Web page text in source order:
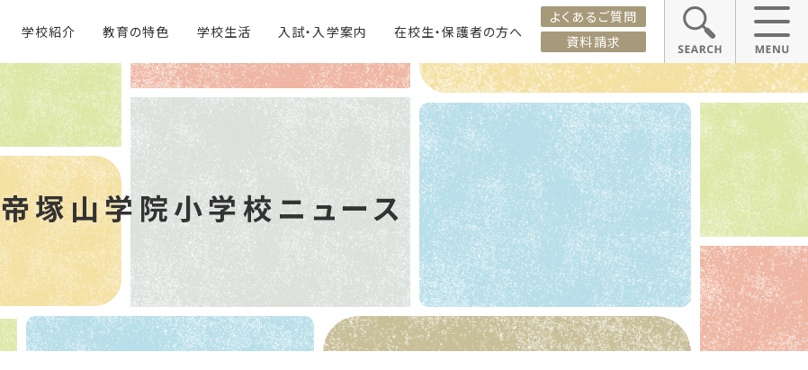
学校紹介 教育の特色 学校生活 入試・入学案内 在校生・保護者の方へ
よくあるご質問
資料請求
帝塚山学院小学校ニュース